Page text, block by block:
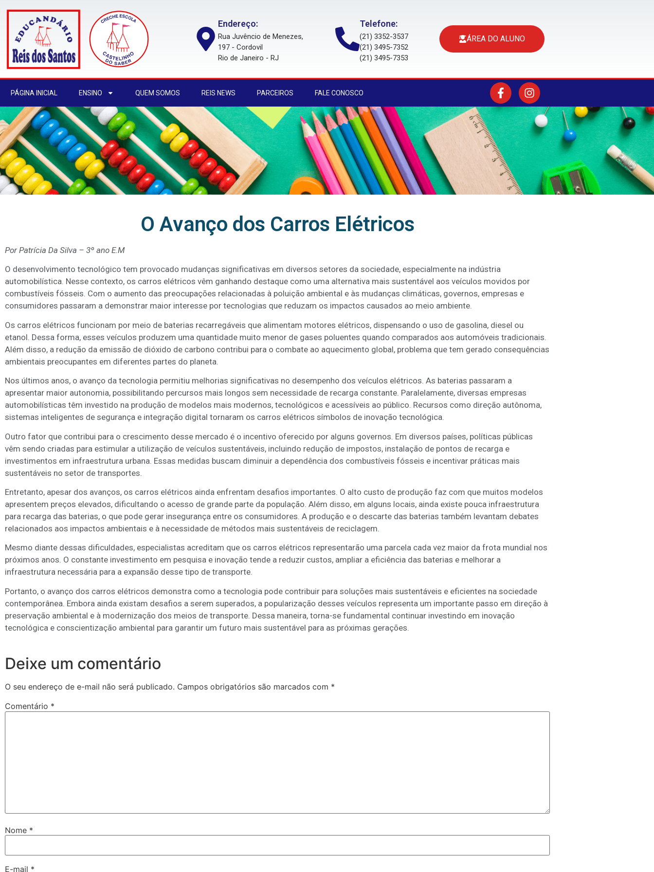
Endereço:
Rua Juvêncio de Menezes,
197 - Cordovil
Rio de Janeiro - RJ
Telefone:
(21) 3352-3537
(21) 3495-7352
(21) 3495-7353
ÁREA DO ALUNO
PÁGINA INICIAL ENSINO QUEM SOMOS REIS NEWS PARCEIROS FALE CONOSCO
O Avanço dos Carros Elétricos
Por Patrícia Da Silva – 3º ano E.M
O desenvolvimento tecnológico tem provocado mudanças significativas em diversos setores da sociedade, especialmente na indústria
automobilística. Nesse contexto, os carros elétricos vêm ganhando destaque como uma alternativa mais sustentável aos veículos movidos por
combustíveis fósseis. Com o aumento das preocupações relacionadas à poluição ambiental e às mudanças climáticas, governos, empresas e
consumidores passaram a demonstrar maior interesse por tecnologias que reduzam os impactos causados ao meio ambiente.
Os carros elétricos funcionam por meio de baterias recarregáveis que alimentam motores elétricos, dispensando o uso de gasolina, diesel ou
etanol. Dessa forma, esses veículos produzem uma quantidade muito menor de gases poluentes quando comparados aos automóveis tradicionais.
Além disso, a redução da emissão de dióxido de carbono contribui para o combate ao aquecimento global, problema que tem gerado consequências
ambientais preocupantes em diferentes partes do planeta.
Nos últimos anos, o avanço da tecnologia permitiu melhorias significativas no desempenho dos veículos elétricos. As baterias passaram a
apresentar maior autonomia, possibilitando percursos mais longos sem necessidade de recarga constante. Paralelamente, diversas empresas
automobilísticas têm investido na produção de modelos mais modernos, tecnológicos e acessíveis ao público. Recursos como direção autônoma,
sistemas inteligentes de segurança e integração digital tornaram os carros elétricos símbolos de inovação tecnológica.
Outro fator que contribui para o crescimento desse mercado é o incentivo oferecido por alguns governos. Em diversos países, políticas públicas
vêm sendo criadas para estimular a utilização de veículos sustentáveis, incluindo redução de impostos, instalação de pontos de recarga e
investimentos em infraestrutura urbana. Essas medidas buscam diminuir a dependência dos combustíveis fósseis e incentivar práticas mais
sustentáveis no setor de transportes.
Entretanto, apesar dos avanços, os carros elétricos ainda enfrentam desafios importantes. O alto custo de produção faz com que muitos modelos
apresentem preços elevados, dificultando o acesso de grande parte da população. Além disso, em alguns locais, ainda existe pouca infraestrutura
para recarga das baterias, o que pode gerar insegurança entre os consumidores. A produção e o descarte das baterias também levantam debates
relacionados aos impactos ambientais e à necessidade de métodos mais sustentáveis de reciclagem.
Mesmo diante dessas dificuldades, especialistas acreditam que os carros elétricos representarão uma parcela cada vez maior da frota mundial nos
próximos anos. O constante investimento em pesquisa e inovação tende a reduzir custos, ampliar a eficiência das baterias e melhorar a
infraestrutura necessária para a expansão desse tipo de transporte.
Portanto, o avanço dos carros elétricos demonstra como a tecnologia pode contribuir para soluções mais sustentáveis e eficientes na sociedade
contemporânea. Embora ainda existam desafios a serem superados, a popularização desses veículos representa um importante passo em direção à
preservação ambiental e à modernização dos meios de transporte. Dessa maneira, torna-se fundamental continuar investindo em inovação
tecnológica e conscientização ambiental para garantir um futuro mais sustentável para as próximas gerações.
Deixe um comentário
O seu endereço de e-mail não será publicado. Campos obrigatórios são marcados com *
Comentário *
Nome *
E-mail *